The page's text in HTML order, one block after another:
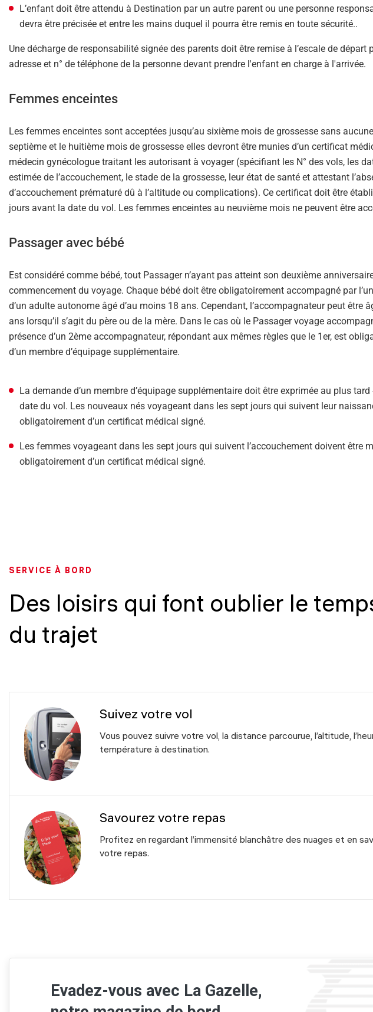
L’enfant doit être attendu à Destination par un autre parent ou une personne
devra être précisée et entre les mains duquel il pourra être remis en toute sécurité..
Une décharge de responsabilité signée des parents doit être remise à l’escale de départ
adresse et n° de téléphone de la personne devant prendre l'enfant en charge à l'arrivée.
Femmes enceintes
Les femmes enceintes sont acceptées jusqu’au sixième mois de grossesse sans
septième et le huitième mois de grossesse elles devront être munies d’un certificat
médecin gynécologue traitant les autorisant à voyager (spécifiant les N° des vols, les
estimée de l’accouchement, le stade de la grossesse, leur état de santé et attestant
d’accouchement prématuré dû à l’altitude ou complications). Ce certificat doit être
jours avant la date du vol. Les femmes enceintes au neuvième mois ne peuvent être
Passager avec bébé
Est considéré comme bébé, tout Passager n’ayant pas atteint son deuxième
commencement du voyage. Chaque bébé doit être obligatoirement accompagné par
d’un adulte autonome âgé d’au moins 18 ans. Cependant, l’accompagnateur peut être
ans lorsqu’il s’agit du père ou de la mère. Dans le cas où le Passager voyage
présence d’un 2ème accompagnateur, répondant aux mêmes règles que le 1er, est
d’un membre d’équipage supplémentaire.
La demande d’un membre d’équipage supplémentaire doit être exprimée au plus
date du vol. Les nouveaux nés voyageant dans les sept jours qui suivent leur
obligatoirement d’un certificat médical signé.
Les femmes voyageant dans les sept jours qui suivent l’accouchement doivent être
obligatoirement d’un certificat médical signé.
SERVICE À BORD
Des loisirs qui font oublier le
du trajet
Suivez votre vol
Vous pouvez suivre votre vol, la distance parcourue, l’altitude,
température à destination.
Savourez votre repas
Profitez en regardant l’immensité blanchâtre des nuages et en
votre repas.
Evadez-vous avec La Gazelle,